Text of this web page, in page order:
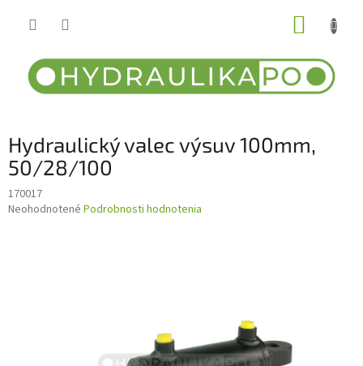
Hydraulický valec výsuv 100mm,
50/28/100
170017
Priemerné
Neohodnotené Podrobnosti hodnotenia